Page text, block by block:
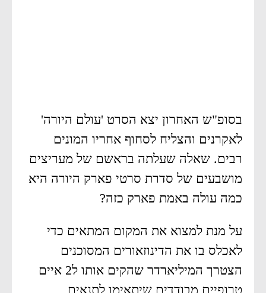
בסופ"ש האחרון יצא הסרט 'עולם היורה'
לאקרנים והצליח לסחוף אחריו המונים
רבים. שאלה שעלתה בראשם של מעריצים
מושבעים של סדרת סרטי פארק היורה היא
כמה עולה באמת פארק כזה?
על מנת למצוא את המקום המתאים כדי
לאכלס בו את הדינוזאורים המסוכנים
הצטרך המיליארדר שהקים אותו ל2 איים
טרופיים מבודדים שיתאימו לתנאים